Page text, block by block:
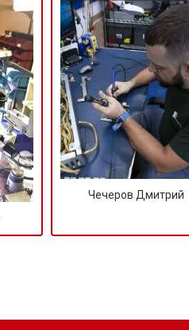
Чечеров Дмитрий